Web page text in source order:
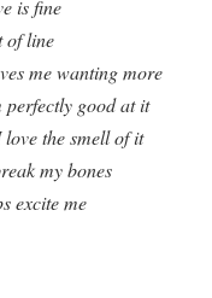
is fine
of line
me wanting more
perfectly good at it
the smell of it
my bones
excite me